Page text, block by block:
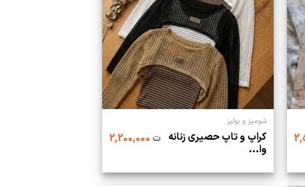
شومیز و بولیز
کراپ و تاپ حصیری زنانه
وا...
ت